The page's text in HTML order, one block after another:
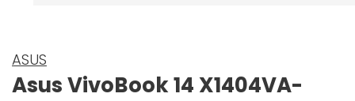
ASUS
Asus VivoBook 14 X1404VA-